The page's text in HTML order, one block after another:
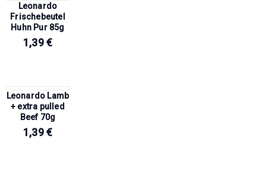
Leonardo
Frischebeutel
Huhn Pur 85g
1,39€
Leonardo Lamb
+ extra pulled
Beef 70g
1,39€